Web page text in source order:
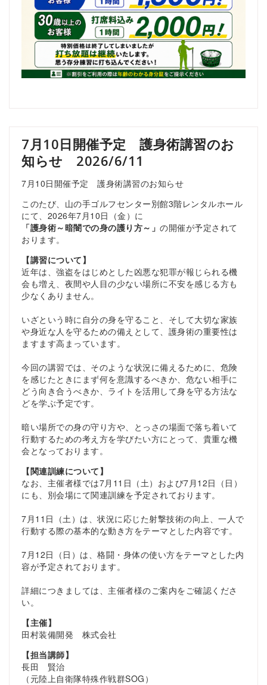
7月10日開催予定 護身術講習のお
知らせ 2026/6/11
7月10日開催予定 護身術講習のお知らせ
このたび、山の手ゴルフセンター別館3階レンタルホール
にて、2026年7月10日（金）に
「護身術～暗闇での身の護り方～」 の開催が予定されて
おります。
【講習について】
近年は、強盗をはじめとした凶悪な犯罪が報じられる機
会も増え、夜間や人目の少ない場所に不安を感じる方も
少なくありません。
いざという時に自分の身を守ること、そして大切な家族
や身近な人を守るための備えとして、護身術の重要性は
ますます高まっています。
今回の講習では、そのような状況に備えるために、危険
を感じたときにまず何を意識するべきか、危ない相手に
どう向き合うべきか、ライトを活用して身を守る方法な
どを学ぶ予定です。
暗い場所での身の守り方や、とっさの場面で落ち着いて
行動するための考え方を学びたい方にとって、貴重な機
会となっております。
【関連訓練について】
なお、主催者様では7月11日（土）および7月12日（日）
にも、別会場にて関連訓練を予定されております。
7月11日（土）は、状況に応じた射撃技術の向上、一人で
行動する際の基本的な動き方をテーマとした内容です。
7月12日（日）は、格闘・身体の使い方をテーマとした内
容が予定されております。
詳細につきましては、主催者様のご案内をご確認くださ
い。
【主催】
田村装備開発 株式会社
【担当講師】
長田 賢治
（元陸上自衛隊特殊作戦群SOG）